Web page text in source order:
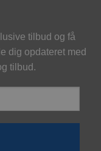
tilbud og få
dig opdateret med
tilbud.